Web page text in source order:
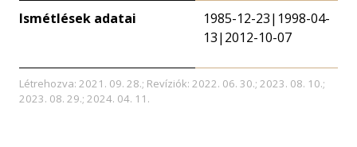
Ismétlések adatai
1985-12-23|1998-04-
13|2012-10-07
Létrehozva: 2021. 09. 28.; Revíziók: 2022. 06. 30.; 2023. 08. 10.;
2023. 08. 29.; 2024. 04. 11.